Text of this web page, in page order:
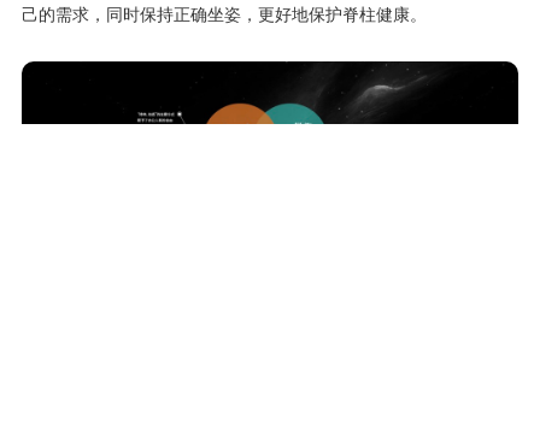
己的需求，同时保持正确坐姿，更好地保护脊柱健康。